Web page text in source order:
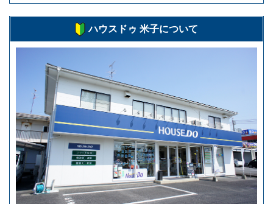
ハウスドゥ 米子について